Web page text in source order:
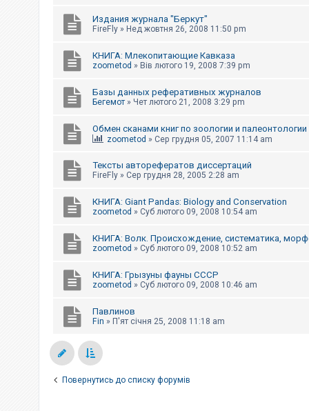
Издания журнала "Беркут"
FireFly » Нед жовтня 26, 2008 11:50 pm
КНИГА: Млекопитающие Кавказа
zoometod » Вів лютого 19, 2008 7:39 pm
Базы данных реферативных журналов
Бегемот » Чет лютого 21, 2008 3:29 pm
Обмен сканами книг по зоологии и палеонтологии
zoometod » Сер грудня 05, 2007 11:14 am
Тексты авторефератов диссертаций
FireFly » Сер грудня 28, 2005 2:28 am
КНИГА: Giant Pandas: Biology and Conservation
zoometod » Суб лютого 09, 2008 10:54 am
КНИГА: Волк. Происхождение, систематика,
zoometod » Суб лютого 09, 2008 10:52 am
КНИГА: Грызуны фауны СССР
zoometod » Суб лютого 09, 2008 10:46 am
Павлинов
Fin » П'ят січня 25, 2008 11:18 am
Повернутись до списку форумів